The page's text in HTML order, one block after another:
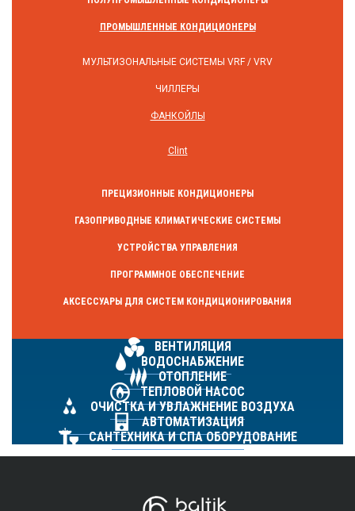
ПРОМЫШЛЕННЫЕ КОНДИЦИОНЕРЫ
МУЛЬТИЗОНАЛЬНЫЕ СИСТЕМЫ VRF / VRV
ЧИЛЛЕРЫ
ФАНКОЙЛЫ
Clint
ПРЕЦИЗИОННЫЕ КОНДИЦИОНЕРЫ
ГАЗОПРИВОДНЫЕ КЛИМАТИЧЕСКИЕ СИСТЕМЫ
УСТРОЙСТВА УПРАВЛЕНИЯ
ПРОГРАММНОЕ ОБЕСПЕЧЕНИЕ
АКСЕССУАРЫ ДЛЯ СИСТЕМ КОНДИЦИОНИРОВАНИЯ
ВЕНТИЛЯЦИЯ
ВОДОСНАБЖЕНИЕ
ОТОПЛЕНИЕ
ТЕПЛОВОЙ НАСОС
ОЧИСТКА И УВЛАЖНЕНИЕ ВОЗДУХА
АВТОМАТИЗАЦИЯ
САНТЕХНИКА И СПА ОБОРУДОВАНИЕ